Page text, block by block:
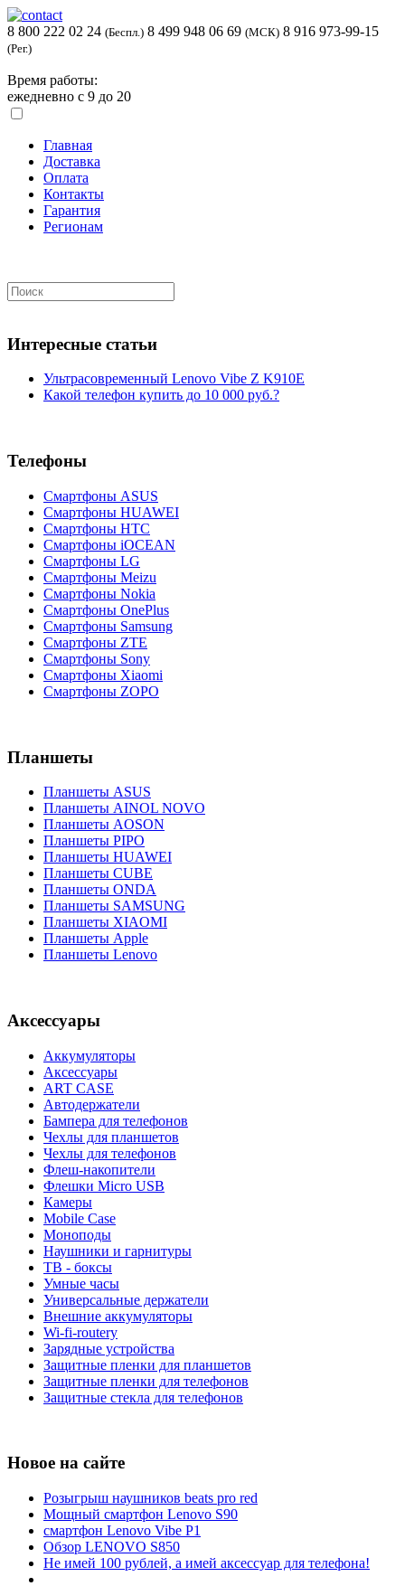
8 800 222 02 24 (Беспл.) 8 499 948 06 69 (МСК) 8 916 973-99-15
(Рег.)
Время работы:
ежедневно с 9 до 20
Главная
Доставка
Оплата
Контакты
Гарантия
Регионам
Интересные статьи
Ультрасовременный Lenovo Vibe Z K910E
Какой телефон купить до 10 000 руб.?
Телефоны
Смартфоны ASUS
Смартфоны HUAWEI
Смартфоны HTC
Смартфоны iOCEAN
Смартфоны LG
Смартфоны Meizu
Смартфоны Nokia
Смартфоны OnePlus
Смартфоны Samsung
Смартфоны ZTE
Смартфоны Sony
Смартфоны Xiaomi
Смартфоны ZOPO
Планшеты
Планшеты ASUS
Планшеты AINOL NOVO
Планшеты AOSON
Планшеты PIPO
Планшеты HUAWEI
Планшеты CUBE
Планшеты ONDA
Планшеты SAMSUNG
Планшеты XIAOMI
Планшеты Apple
Планшеты Lenovo
Аксессуары
Аккумуляторы
Аксессуары
ART CASE
Автодержатели
Бампера для телефонов
Чехлы для планшетов
Чехлы для телефонов
Флеш-накопители
Флешки Micro USB
Камеры
Mobile Case
Моноподы
Наушники и гарнитуры
ТВ - боксы
Умные часы
Универсальные держатели
Внешние аккумуляторы
Wi-fi-routery
Зарядные устройства
Защитные пленки для планшетов
Защитные пленки для телефонов
Защитные стекла для телефонов
Новое на сайте
Розыгрыш наушников beats pro red
Мощный смартфон Lenovo S90
смартфон Lenovo Vibe P1
Обзор LENOVO S850
Не имей 100 рублей, а имей аксессуар для телефона!